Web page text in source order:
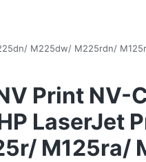
M225dw/ M225rdn/
Print NV-
LaserJet
M125ra/